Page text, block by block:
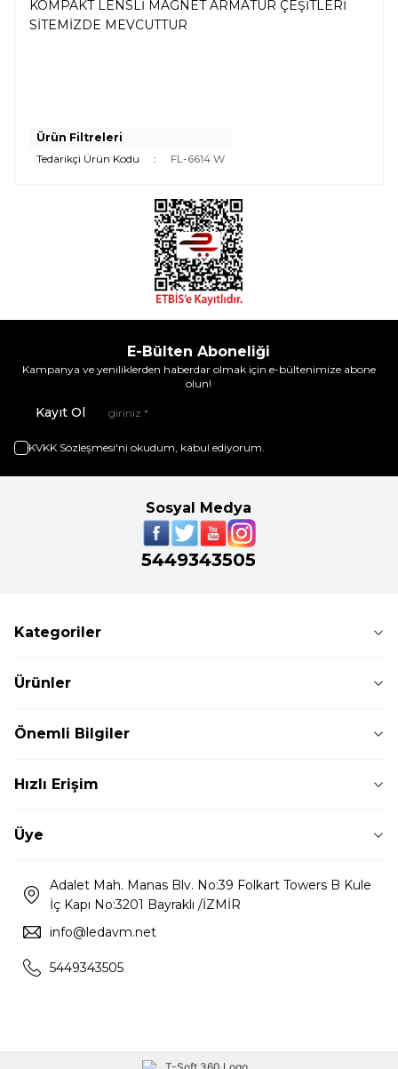
KOMPAKT LENSLİ MAGNET ARMATÜR ÇEŞİTLERİ
SİTEMİZDE MEVCUTTUR
Ürün Filtreleri
Tedarikçi Ürün Kodu
: FL-6614 W
E-Bülten Aboneliği
Kampanya ve yeniliklerden haberdar olmak için e-bültenimize abone
olun!
Kayıt Ol
KVKK Sözleşmesi'ni okudum, kabul ediyorum.
Sosyal Medya
5449343505
Kategoriler
Ürünler
Önemli Bilgiler
Hızlı Erişim
Üye
Adalet Mah. Manas Blv. No:39 Folkart Towers B Kule
İç Kapı No:3201 Bayraklı /İZMİR
info@ledavm.net
5449343505